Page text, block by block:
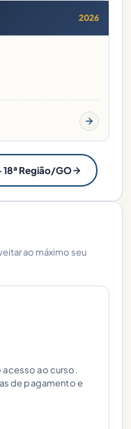
2026
18ª Região/GO
ao máximo seu
ao curso.
de pagamento e